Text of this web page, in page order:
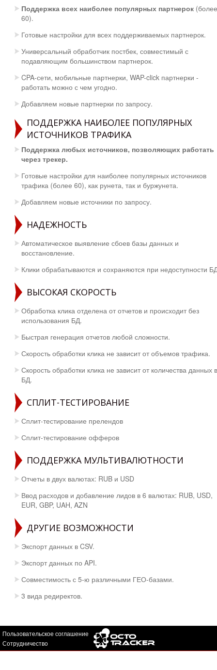
Поддержка всех наиболее популярных партнерок (более
60).
Готовые настройки для всех поддерживаемых партнерок.
Универсальный обработчик постбек, совместимый с
подавляющим большинством партнерок.
CPA-сети, мобильные партнерки, WAP-click партнерки -
работать можно с чем угодно.
Добавляем новые партнерки по запросу.
ПОДДЕРЖКА НАИБОЛЕЕ ПОПУЛЯРНЫХ
ИСТОЧНИКОВ ТРАФИКА
Поддержка любых источников, позволяющих работать
через трекер.
Готовые настройки для наиболее популярных источников
трафика (более 60), как рунета, так и буржунета.
Добавляем новые источники по запросу.
НАДЕЖНОСТЬ
Автоматическое выявление сбоев базы данных и
восстановление.
Клики обрабатываются и сохраняются при недоступности
ВЫСОКАЯ СКОРОСТЬ
Обработка клика отделена от отчетов и происходит без
использования БД.
Быстрая генерация отчетов любой сложности.
Скорость обработки клика не зависит от объемов трафика.
Скорость обработки клика не зависит от количества данных в
БД.
СПЛИТ-ТЕСТИРОВАНИЕ
Сплит-тестирование прелендов
Сплит-тестирование офферов
ПОДДЕРЖКА МУЛЬТИВАЛЮТНОСТИ
Отчеты в двух валютах: RUB и USD
Ввод расходов и добавление лидов в 6 валютах: RUB, USD,
EUR, GBP, UAH, AZN
ДРУГИЕ ВОЗМОЖНОСТИ
Экспорт данных в CSV.
Экспорт данных по API.
Совместимость с 5-ю различными ГЕО-базами.
3 вида редиректов.
Пользовательское соглашение
Сотрудничество